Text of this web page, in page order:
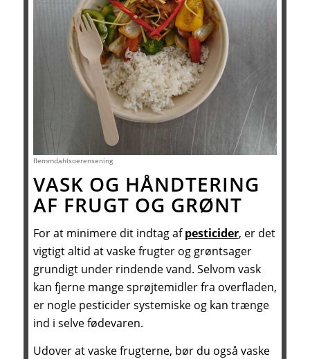
flemmdahlsoerensening
VASK OG HÅNDTERING
AF FRUGT OG GRØNT
For at minimere dit indtag afpesticider, er det
vigtigt altid at vaske frugter og grøntsager
grundigt under rindende vand. Selvom vask
kan fjerne mange sprøjtemidler fra overfladen,
er nogle pesticider systemiske og kan trænge
ind i selve fødevaren.
Udover at vaske frugterne, bør du også vaske